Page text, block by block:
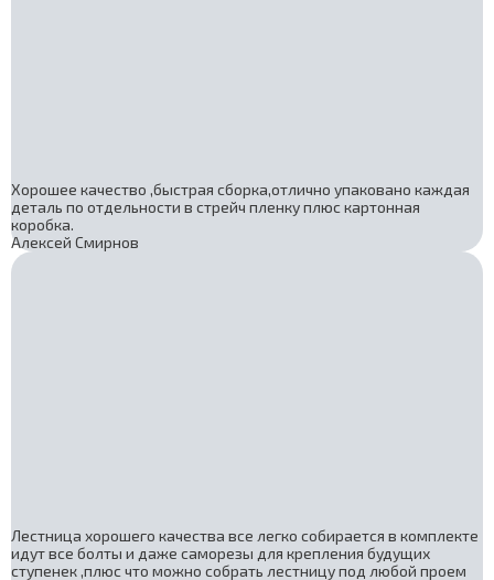
Хорошее качество ,быстрая сборка,отлично упаковано каждая
деталь по отдельности в стрейч пленку плюс картонная
коробка.
Алексей Смирнов
Лестница хорошего качества все легко собирается в комплекте
идут все болты и даже саморезы для крепления будущих
ступенек ,плюс что можно собрать лестницу под любой проем